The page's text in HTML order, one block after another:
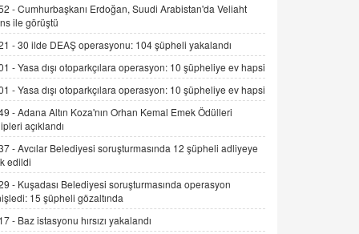
AV. DOĞAN CAN DOĞAN
Kişisel verilerin korunması ve dijital
hukukun gelişimi
15.09.2025 16:17
SEHER EREK
Kış Ayları Geldi, Hangi Önlemler
Alınmalı?
İNCİ GÜL AKÖL
Trump Keşke Adana'yı da Ziyaret Etse...
06.07.2026 13:00
-Cumhurbaşkanı Erdoğan, Suudi Arabistan'da Veliaht
ile görüştü
-30 ilde DEAŞ operasyonu: 104 şüpheli yakalandı
-Yasa dışı otoparkçılara operasyon: 10 şüpheliye ev hapsi
-Yasa dışı otoparkçılara operasyon: 10 şüpheliye ev hapsi
-Adana Altın Koza'nın Orhan Kemal Emek Ödülleri
açıklandı
-Avcılar Belediyesi soruşturmasında 12 şüpheli adliyeye
edildi
- Kuşadası Belediyesi soruşturmasında operasyon
15 şüpheli gözaltında
- Baz istasyonu hırsızı yakalandı